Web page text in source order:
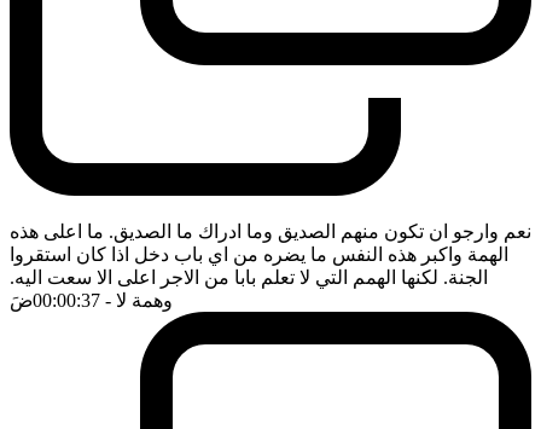
نعم وارجو ان تكون منهم الصديق وما ادراك ما الصديق. ما اعلى هذه
الهمة واكبر هذه النفس ما يضره من اي باب دخل اذا كان استقروا
الجنة. لكنها الهمم التي لا تعلم بابا من الاجر اعلى الا سعت اليه.
وهمة لا - 00:00:37 ضَ